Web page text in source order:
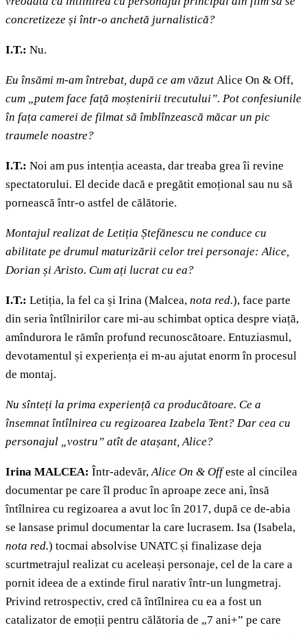
concretizeze și într-o anchetă jurnalistică?
I.T.: Nu.
Eu însămi m-am întrebat, după ce am văzut Alice On & Off,
cum „putem face față moștenirii trecutului”. Pot confesiunile
în fața camerei de filmat să îmblînzească măcar un pic
traumele noastre?
I.T.: Noi am pus intenția aceasta, dar treaba grea îi revine
spectatorului. El decide dacă e pregătit emoțional sau nu să
pornească într-o astfel de călătorie.
Montajul realizat de Letiția Ștefănescu ne conduce cu
abilitate pe drumul maturizării celor trei personaje: Alice,
Dorian și Aristo. Cum ați lucrat cu ea?
I.T.: Letiția, la fel ca și Irina (Malcea, nota red.), face parte
din seria întîlnirilor care mi-au schimbat optica despre viață,
amîndurora le rămîn profund recunoscătoare. Entuziasmul,
devotamentul și experiența ei m-au ajutat enorm în procesul
de montaj.
Nu sînteți la prima experiență ca producătoare. Ce a
însemnat întîlnirea cu regizoarea Izabela Tent? Dar cea cu
personajul „vostru” atît de atașant, Alice?
Irina MALCEA: Într-adevăr,Alice On & Offeste al cincilea
documentar pe care îl produc în aproape zece ani, însă
întîlnirea cu regizoarea a avut loc în 2017, după ce de-abia
se lansase primul documentar la care lucrasem. Isa (Isabela,
nota red.) tocmai absolvise UNATC și finalizase deja
scurtmetrajul realizat cu aceleași personaje, cel de la care a
pornit ideea de a extinde firul narativ într-un lungmetraj.
Privind retrospectiv, cred că întîlnirea cu ea a fost un
catalizator de emoții pentru călătoria de „7 ani+” pe care